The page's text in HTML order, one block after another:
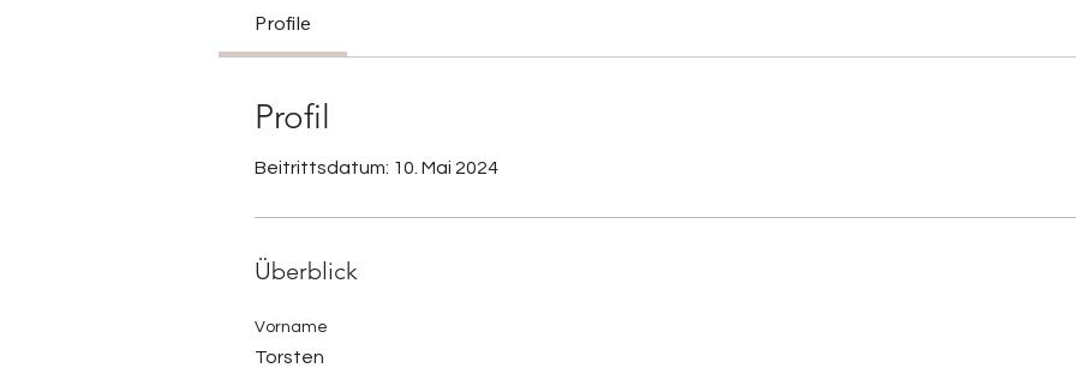
Profile
Profil
Beitrittsdatum: 10. Mai 2024
Überblick
Vorname
Torsten